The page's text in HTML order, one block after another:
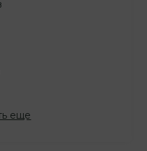
еще